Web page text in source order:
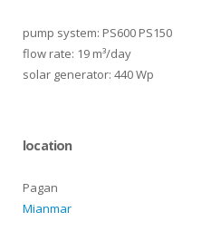
pump system: PS600 PS150
flow rate: 19 m³/day
solar generator: 440 Wp
location
Pagan
Mianmar